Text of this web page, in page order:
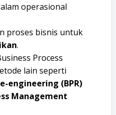
operasional
proses bisnis untuk
.
Process
lain seperti
engineering (BPR)
Management